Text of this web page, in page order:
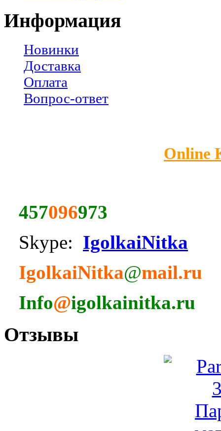
Информация
Новинки
Доставка
Оплата
Вопрос-ответ
Online
457096973
Skype: IgolkaiNitka
IgolkaiNitka@mail.ru
Info@igolkainitka.ru
Отзывы